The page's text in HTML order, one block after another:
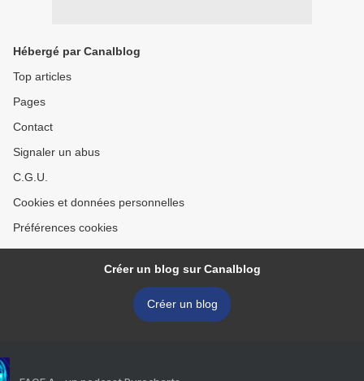
Hébergé par Canalblog
Top articles
Pages
Contact
Signaler un abus
C.G.U.
Cookies et données personnelles
Préférences cookies
Créer un blog sur Canalblog
Créer un blog